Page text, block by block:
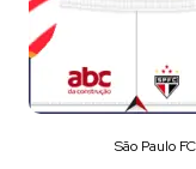
São Paulo